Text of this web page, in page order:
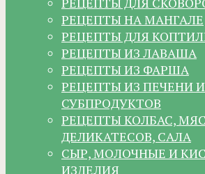
РЕЦЕПТЫ НА МАНГАЛЕ
РЕЦЕПТЫ ДЛЯ
РЕЦЕПТЫ ИЗ ЛАВАША
РЕЦЕПТЫ ИЗ ФАРША
РЕЦЕПТЫ ИЗ ПЕЧЕНИ И
СУБПРОДУКТОВ
РЕЦЕПТЫ КОЛБАС,
ДЕЛИКАТЕСОВ, САЛА
СЫР, МОЛОЧНЫЕ И
ИЗДЕЛИЯ